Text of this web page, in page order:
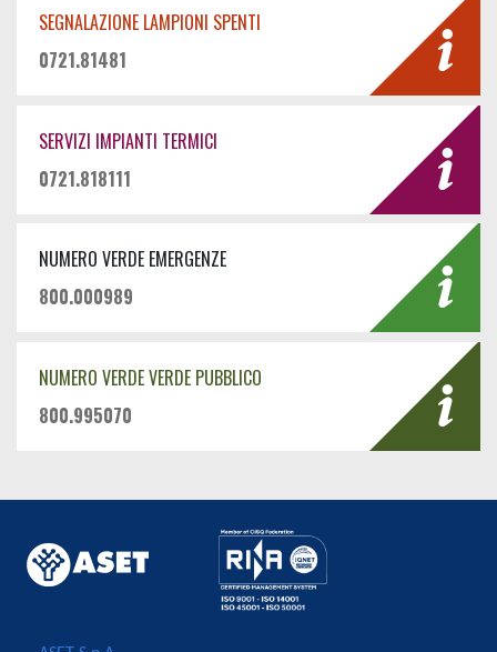
SEGNALAZIONE LAMPIONI SPENTI
0721.81481
SERVIZI IMPIANTI TERMICI
0721.818111
NUMERO VERDE EMERGENZE
800.000989
NUMERO VERDE VERDE PUBBLICO
800.995070